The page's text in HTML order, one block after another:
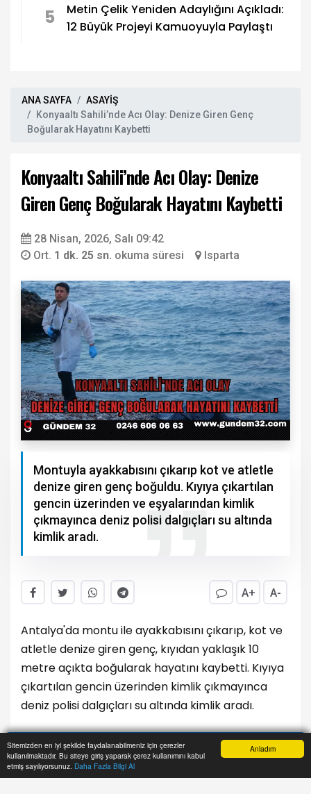
Anladım
Sitemizden en iyi şekilde faydalanabilmeniz için çerezler
kullanılmaktadır. Bu siteye giriş yaparak çerez kullanımını kabul
etmiş sayılıyorsunuz. Daha Fazla Bilgi Al
5
Metin Çelik Yeniden Adaylığını Açıkladı:
12 Büyük Projeyi Kamuoyuyla Paylaştı
ANA SAYFA
ASAYİŞ
Konyaaltı Sahili’nde Acı Olay: Denize Giren Genç
Boğularak Hayatını Kaybetti
Konyaaltı Sahili’nde Acı Olay: Denize
Giren Genç Boğularak Hayatını Kaybetti
28 Nisan, 2026, Salı 09:42
Ort. 1 dk. 25 sn. okuma süresi Isparta
Montuyla ayakkabısını çıkarıp kot ve atletle
denize giren genç boğuldu. Kıyıya çıkartılan
gencin üzerinden ve eşyalarından kimlik
çıkmayınca deniz polisi dalgıçları su altında
kimlik aradı.
A+ A-
Antalya'da montu ile ayakkabısını çıkarıp, kot ve
atletle denize giren genç, kıyıdan yaklaşık 10
metre açıkta boğularak hayatını kaybetti. Kıyıya
çıkartılan gencin üzerinden kimlik çıkmayınca
deniz polisi dalgıçları su altında kimlik aradı.
Olay, saat 17.30 sıralarında dünyaca ünlü
Konyaaltı Sahili'nin Muratpaşa ilçesindeki
Anasayfa Yazarlar Haber Ara İhbar Hattı Menu